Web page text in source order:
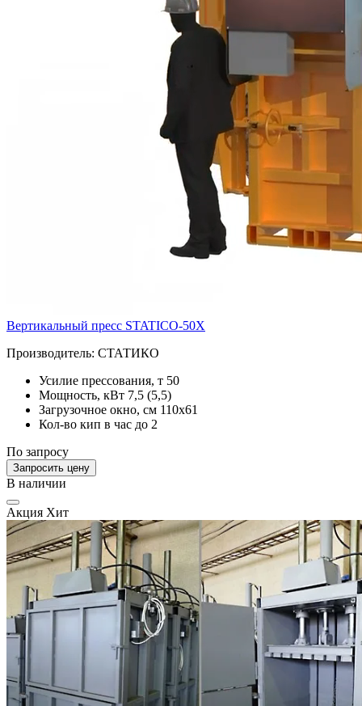
Вертикальный пресс STATICO-50X
Производитель: СТАТИКО
Усилие прессования, т 50
Мощность, кВт 7,5 (5,5)
Загрузочное окно, см 110х61
Кол-во кип в час до 2
По запросу
Запросить цену
В наличии
Акция Хит